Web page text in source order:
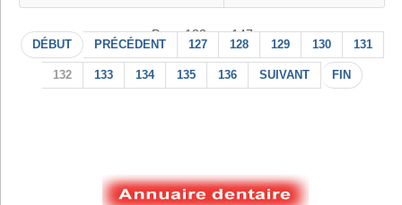
Page 132 sur 147
DÉBUT PRÉCÉDENT 127 128 129 130 131
132 133 134 135 136 SUIVANT FIN